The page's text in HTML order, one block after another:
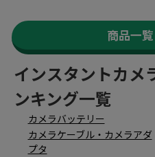
商品一
インスタントカメ
ンキング一覧
カメラバッテリー
カメラケーブル・カメラアダ
プタ